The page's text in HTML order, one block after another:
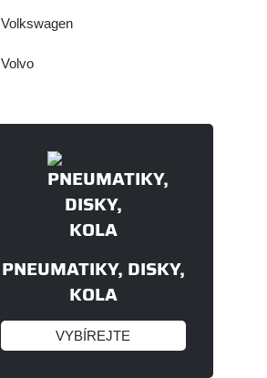
Volkswagen
Volvo
PNEUMATIKY, DISKY,
KOLA
VYBÍREJTE